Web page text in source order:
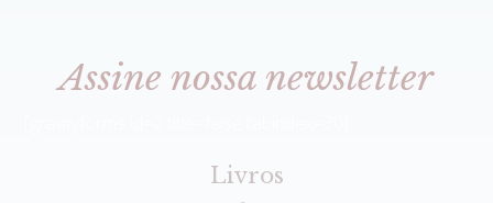
Assine nossa newsletter
Livros